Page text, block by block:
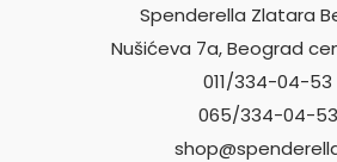
Spenderella Zlatara
Nušićeva 7a, Beograd
011/334-04-53
065/334-04-53